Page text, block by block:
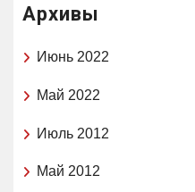
Архивы
Июнь 2022
Май 2022
Июль 2012
Май 2012